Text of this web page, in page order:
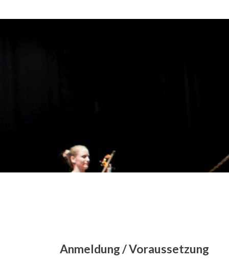
Anmeldung / Voraussetzung